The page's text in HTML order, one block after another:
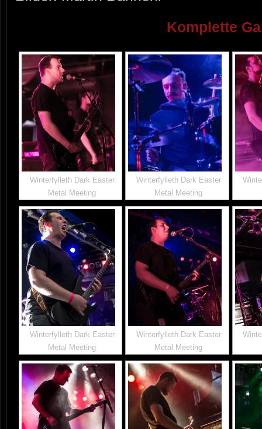
Komplette
Winterfylleth Dark Easter
Metal Meeting
Winterfylleth Dark Easter
Metal Meeting
Winterfylleth Dark Easter
Metal Meeting
Winterfylleth Dark Easter
Metal Meeting